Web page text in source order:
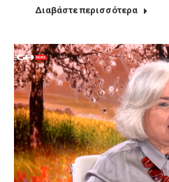
Διαβάστε περισσότερα